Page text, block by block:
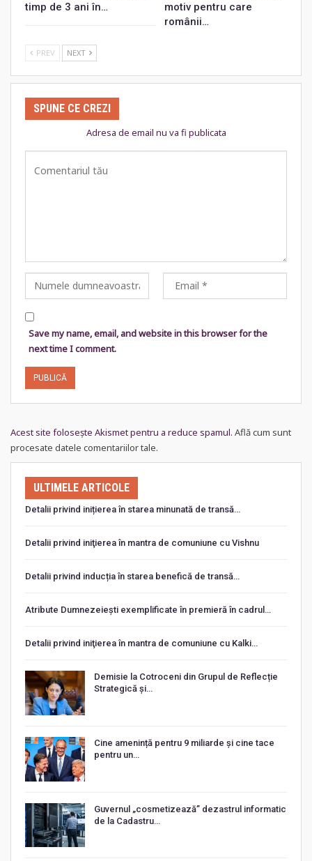
timp de 3 ani în…
motiv pentru care
românii…
PREV NEXT
SPUNE CE CREZI
Adresa de email nu va fi publicata
Save my name, email, and website in this browser for the
next time I comment.
Acest site folosește Akismet pentru a reduce spamul. Află cum sunt
procesate datele comentariilor tale.
ULTIMELE ARTICOLE
Detalii privind inițierea în starea minunată de transă…
Detalii privind iniţierea în mantra de comuniune cu Vishnu
Detalii privind inducția în starea benefică de transă…
Atribute Dumnezeiești exemplificate în premieră în cadrul…
Detalii privind iniţierea în mantra de comuniune cu Kalki…
Demisie la Cotroceni din Grupul de Reflecție
Strategică și…
Cine amenință pentru 9 miliarde și cine tace
pentru un…
Guvernul „cosmetizează” dezastrul informatic
de la Cadastru…